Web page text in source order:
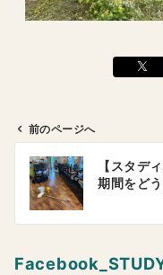
ー
前のページへ
【スタデ
期間をど